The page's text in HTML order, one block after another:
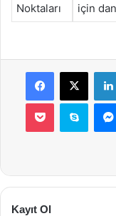
Noktaları
için
Facebook
X
Pocket Skype
Kayıt Ol